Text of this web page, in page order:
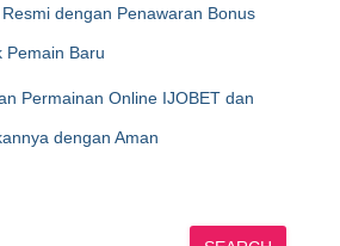
dengan Penawaran Bonus
Pemain Baru
Permainan Online IJOBET dan
dengan Aman